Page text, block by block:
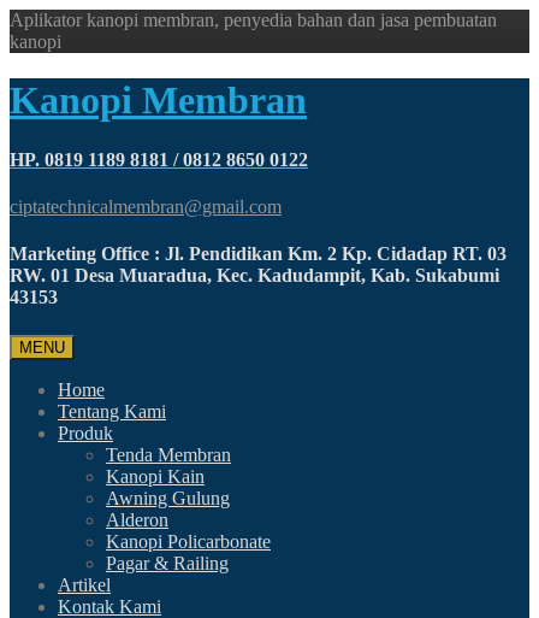
Aplikator kanopi membran, penyedia bahan dan jasa pembuatan
kanopi
Kanopi Membran
HP. 0819 1189 8181 / 0812 8650 0122
ciptatechnicalmembran@gmail.com
Marketing Office : Jl. Pendidikan Km. 2 Kp. Cidadap RT. 03
RW. 01 Desa Muaradua, Kec. Kadudampit, Kab. Sukabumi
43153
MENU
Home
Tentang Kami
Produk
Tenda Membran
Kanopi Kain
Awning Gulung
Alderon
Kanopi Policarbonate
Pagar & Railing
Artikel
Kontak Kami